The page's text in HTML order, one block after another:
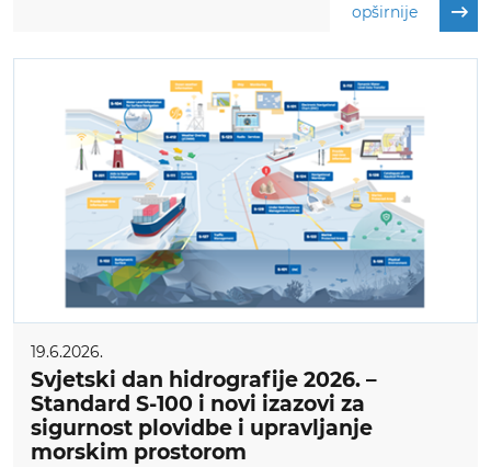
opširnije
19.6.2026.
Svjetski dan hidrografije 2026. –
Standard S-100 i novi izazovi za
sigurnost plovidbe i upravljanje
morskim prostorom